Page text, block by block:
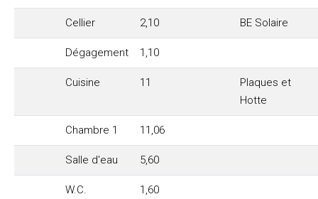
Cellier 2,10 BE Solaire
Dégagement 1,10
Cuisine 11
Plaques et
Hotte
Chambre 1 11,06
Salle d'eau 5,60
W.C. 1,60